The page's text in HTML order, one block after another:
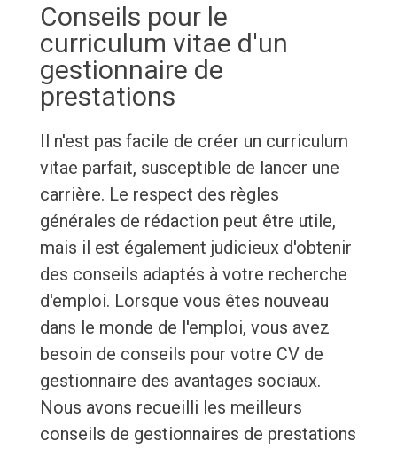
Conseils pour le
curriculum vitae d'un
gestionnaire de
prestations
Il n'est pas facile de créer un curriculum
vitae parfait, susceptible de lancer une
carrière. Le respect des règles
générales de rédaction peut être utile,
mais il est également judicieux d'obtenir
des conseils adaptés à votre recherche
d'emploi. Lorsque vous êtes nouveau
dans le monde de l'emploi, vous avez
besoin de conseils pour votre CV de
gestionnaire des avantages sociaux.
Nous avons recueilli les meilleurs
conseils de gestionnaires de prestations